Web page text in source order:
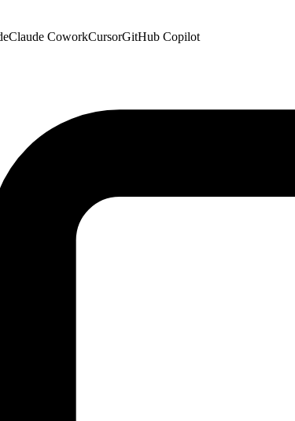
Claude CoworkCursorGitHub Copilot